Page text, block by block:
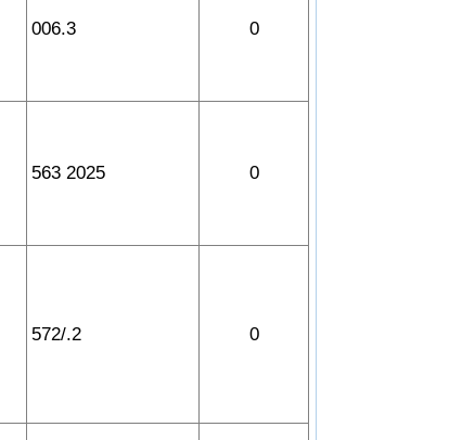
006.3 0
563 2025 0
572/.2 0